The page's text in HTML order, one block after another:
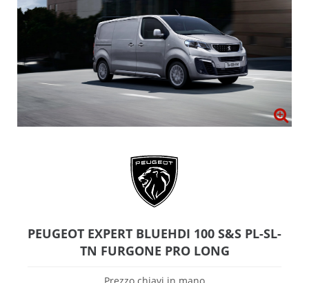
PEUGEOT EXPERT BLUEHDI 100 S&S PL-SL-
TN FURGONE PRO LONG